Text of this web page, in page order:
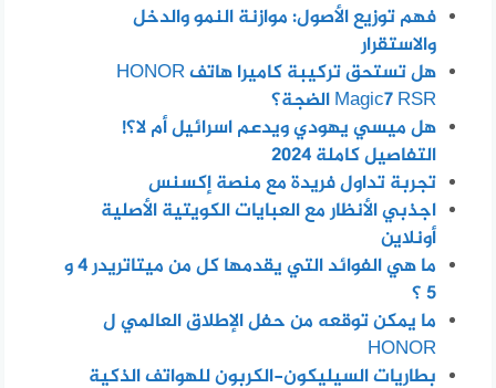
فهم توزيع الأصول: موازنة النمو والدخل
والاستقرار
هل تستحق تركيبة كاميرا هاتف HONOR
Magic7 RSR الضجة؟
هل ميسي يهودي ويدعم اسرائيل أم لا؟!
التفاصيل كاملة 2024
تجربة تداول فريدة مع منصة إكسنس
اجذبي الأنظار مع العبايات الكويتية الأصلية
أونلاين
ما هي الفوائد التي يقدمها كل من ميتاتريدر 4 و
5 ؟
ما يمكن توقعه من حفل الإطلاق العالمي ل
HONOR
بطاريات السيليكون-الكربون للهواتف الذكية